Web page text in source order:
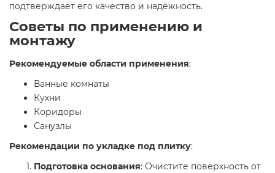
подтверждает его качество и надёжность.​
Советы по применению и
монтажу
Рекомендуемые области применения:
Ванные комнаты​
Кухни​
Коридоры​
Санузлы​
Рекомендации по укладке под плитку:
Подготовка основания: Очистите поверхность от